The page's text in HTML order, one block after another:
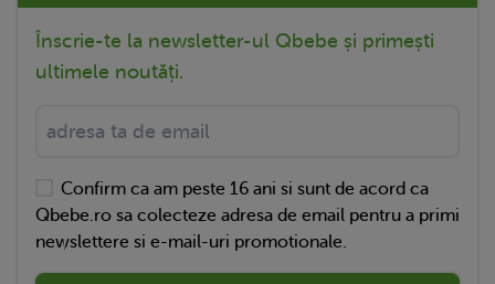
Înscrie-te la newsletter-ul Qbebe și primești
ultimele noutăți.
Confirm ca am peste 16 ani si sunt de acord ca
Qbebe.ro sa colecteze adresa de email pentru a primi
newslettere si e-mail-uri promotionale.